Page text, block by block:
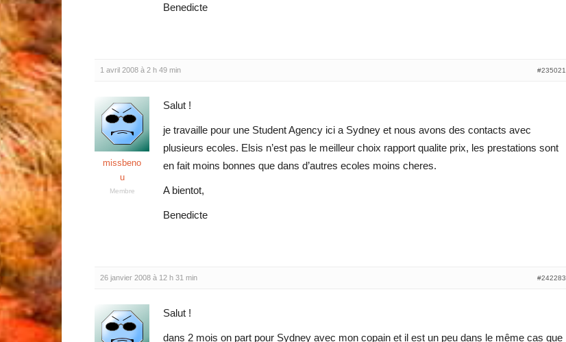
Benedicte
1 avril 2008 à 2 h 49 min #235021
missbeno
u
Membre
Salut !
je travaille pour une Student Agency ici a Sydney et nous avons des contacts avec
plusieurs ecoles. Elsis n’est pas le meilleur choix rapport qualite prix, les prestations sont
en fait moins bonnes que dans d’autres ecoles moins cheres.
A bientot,
Benedicte
26 janvier 2008 à 12 h 31 min #242283
Salut !
dans 2 mois on part pour Sydney avec mon copain et il est un peu dans le même cas que